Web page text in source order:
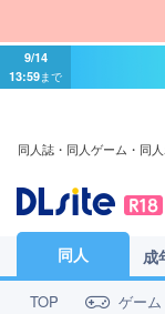
9/14
13:59まで
同人誌・同人ゲーム・同
同人 成
TOP ゲーム